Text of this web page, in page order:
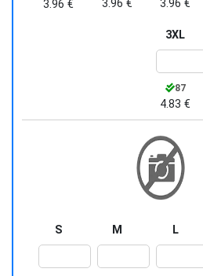
3.96 € 3.96 € 3.96 €
3XL
87
4.83 €
S M L